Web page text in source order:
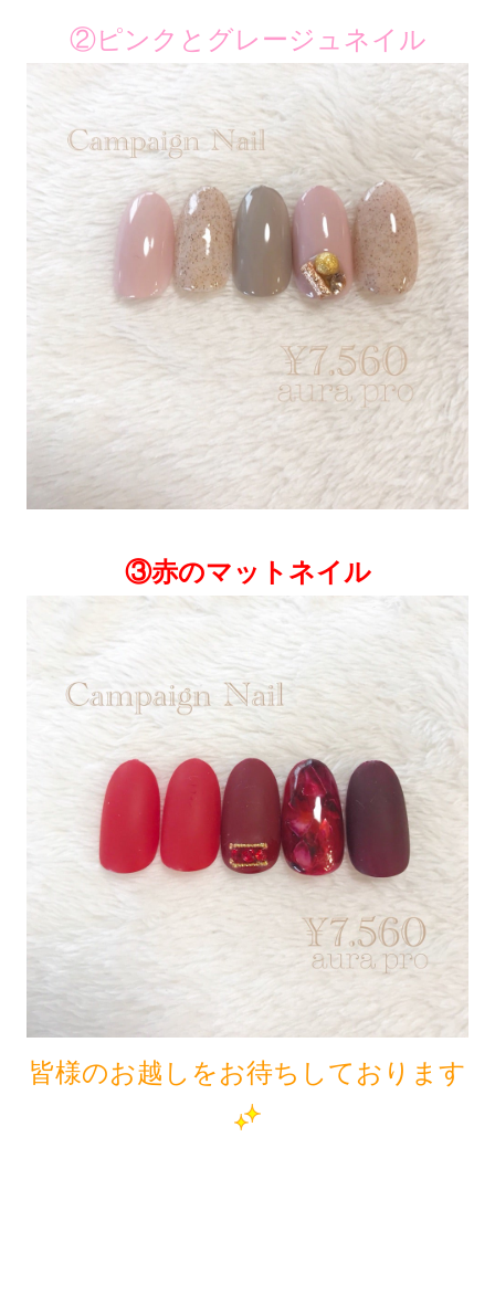
②ピンクとグレージュネイル
③赤のマットネイル
皆様のお越しをお待ちしております